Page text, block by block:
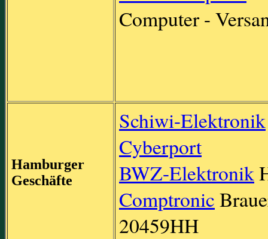
Computer -
Hamburger
Geschäfte
Schiwi-Elektronik
Cyberport
BWZ-Elektronik
Comptronic
20459HH